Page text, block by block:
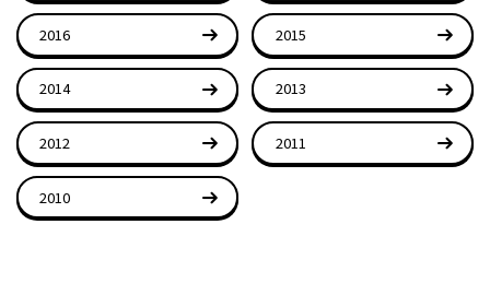
2016 2015
2014 2013
2012 2011
2010